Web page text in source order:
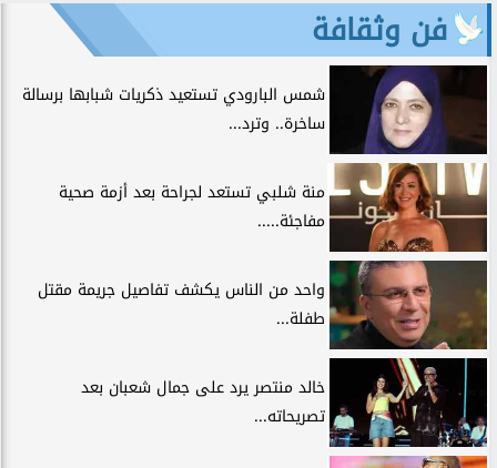
فن وثقافة
شمس البارودي تستعيد ذكريات شبابها برسالة
ساخرة.. وترد...
منة شلبي تستعد لجراحة بعد أزمة صحية
مفاجئة.....
واحد من الناس يكشف تفاصيل جريمة مقتل
طفلة...
خالد منتصر يرد على جمال شعبان بعد
تصريحاته...